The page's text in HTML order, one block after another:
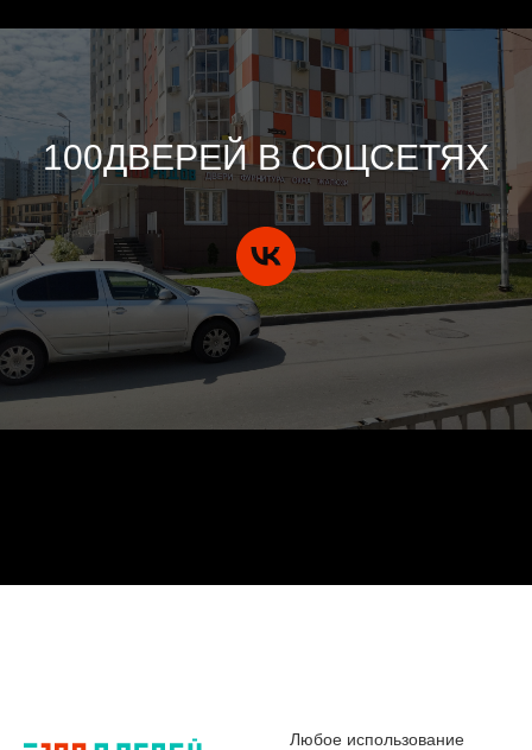
100ДВЕРЕЙ В СОЦСЕТЯХ
Любое использование